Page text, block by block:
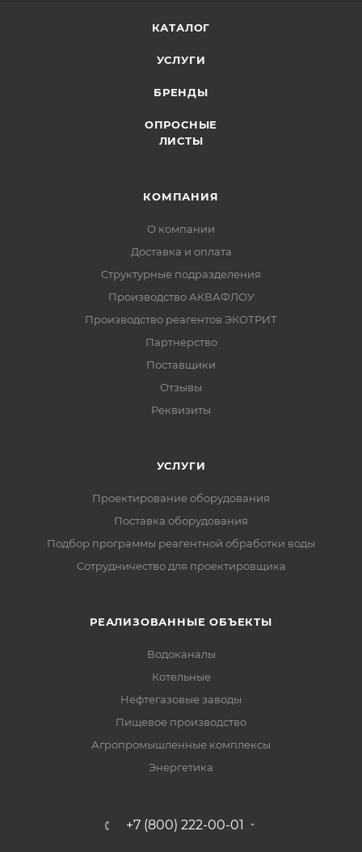
КАТАЛОГ
УСЛУГИ
БРЕНДЫ
ОПРОСНЫЕ
ЛИСТЫ
КОМПАНИЯ
О компании
Доставка и оплата
Структурные подразделения
Производство АКВАФЛОУ
Производство реагентов ЭКОТРИТ
Партнерство
Поставщики
Отзывы
Реквизиты
УСЛУГИ
Проектирование оборудования
Поставка оборудования
Подбор программы реагентной обработки воды
Сотрудничество для проектировщика
РЕАЛИЗОВАННЫЕ ОБЪЕКТЫ
Водоканалы
Котельные
Нефтегазовые заводы
Пищевое производство
Агропромышленные комплексы
Энергетика
+7 (800) 222-00-01